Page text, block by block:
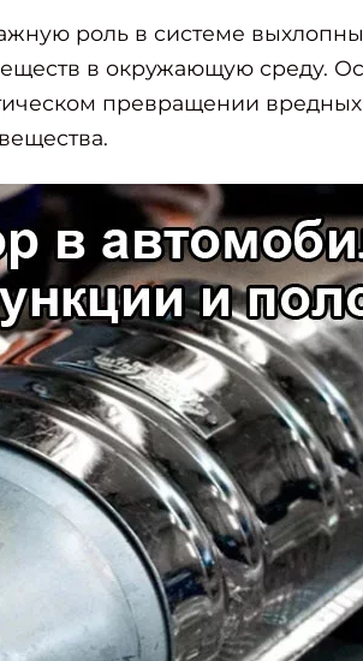
роль в системе
в окружающую среду.
превращении